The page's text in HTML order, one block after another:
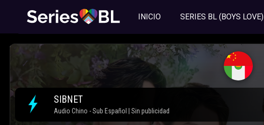
INICIO SERIES BL (BOYS LOVE)